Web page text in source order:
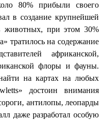
80% прибыли своего
в создание крупнейшей
животных, при этом 30%
тратилось на содержание
африканской,
флоры и фауны.
на картах на любых
достоин внимания
антилопы, леопарды
даже разработал особую